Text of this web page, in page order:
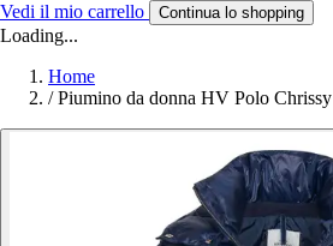
Vedi il mio carrello Continua lo shopping
Loading...
Home
/ Piumino da donna HV Polo Chrissy